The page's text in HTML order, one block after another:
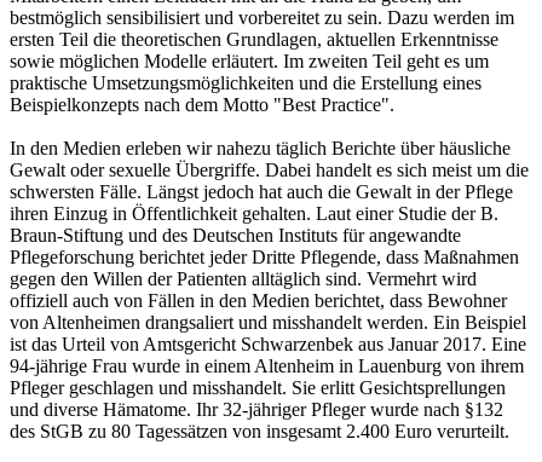
bestmöglich sensibilisiert und vorbereitet zu sein. Dazu werden im
ersten Teil die theoretischen Grundlagen, aktuellen Erkenntnisse
sowie möglichen Modelle erläutert. Im zweiten Teil geht es um
praktische Umsetzungsmöglichkeiten und die Erstellung eines
Beispielkonzepts nach dem Motto "Best Practice".
In den Medien erleben wir nahezu täglich Berichte über häusliche
Gewalt oder sexuelle Übergriffe. Dabei handelt es sich meist um die
schwersten Fälle. Längst jedoch hat auch die Gewalt in der Pflege
ihren Einzug in Öffentlichkeit gehalten. Laut einer Studie der B.
Braun-Stiftung und des Deutschen Instituts für angewandte
Pflegeforschung berichtet jeder Dritte Pflegende, dass Maßnahmen
gegen den Willen der Patienten alltäglich sind. Vermehrt wird
offiziell auch von Fällen in den Medien berichtet, dass Bewohner
von Altenheimen drangsaliert und misshandelt werden. Ein Beispiel
ist das Urteil von Amtsgericht Schwarzenbek aus Januar 2017. Eine
94-jährige Frau wurde in einem Altenheim in Lauenburg von ihrem
Pfleger geschlagen und misshandelt. Sie erlitt Gesichtsprellungen
und diverse Hämatome. Ihr 32-jähriger Pfleger wurde nach §132
des StGB zu 80 Tagessätzen von insgesamt 2.400 Euro verurteilt.